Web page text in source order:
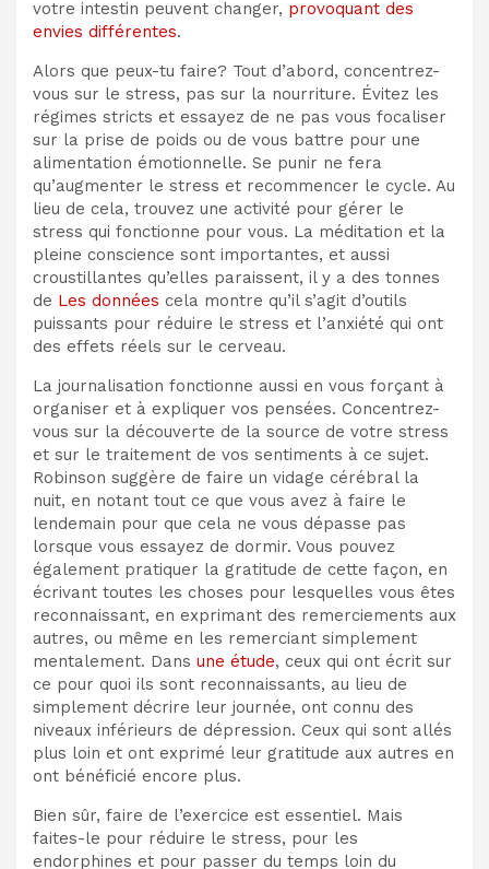
votre intestin peuvent changer, provoquant des
envies différentes.
Alors que peux-tu faire? Tout d’abord, concentrez-
vous sur le stress, pas sur la nourriture. Évitez les
régimes stricts et essayez de ne pas vous focaliser
sur la prise de poids ou de vous battre pour une
alimentation émotionnelle. Se punir ne fera
qu’augmenter le stress et recommencer le cycle. Au
lieu de cela, trouvez une activité pour gérer le
stress qui fonctionne pour vous. La méditation et la
pleine conscience sont importantes, et aussi
croustillantes qu’elles paraissent, il y a des tonnes
de Les données cela montre qu’il s’agit d’outils
puissants pour réduire le stress et l’anxiété qui ont
des effets réels sur le cerveau.
La journalisation fonctionne aussi en vous forçant à
organiser et à expliquer vos pensées. Concentrez-
vous sur la découverte de la source de votre stress
et sur le traitement de vos sentiments à ce sujet.
Robinson suggère de faire un vidage cérébral la
nuit, en notant tout ce que vous avez à faire le
lendemain pour que cela ne vous dépasse pas
lorsque vous essayez de dormir. Vous pouvez
également pratiquer la gratitude de cette façon, en
écrivant toutes les choses pour lesquelles vous êtes
reconnaissant, en exprimant des remerciements aux
autres, ou même en les remerciant simplement
mentalement. Dans une étude, ceux qui ont écrit sur
ce pour quoi ils sont reconnaissants, au lieu de
simplement décrire leur journée, ont connu des
niveaux inférieurs de dépression. Ceux qui sont allés
plus loin et ont exprimé leur gratitude aux autres en
ont bénéficié encore plus.
Bien sûr, faire de l’exercice est essentiel. Mais
faites-le pour réduire le stress, pour les
endorphines et pour passer du temps loin du